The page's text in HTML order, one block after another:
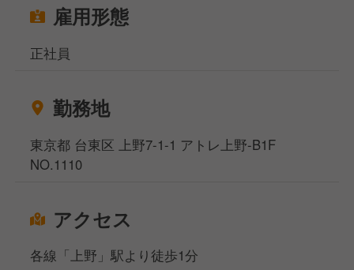
雇用形態
正社員
勤務地
東京都 台東区 上野7-1-1 アトレ上野-B1F
NO.1110
アクセス
各線「上野」駅より徒歩1分